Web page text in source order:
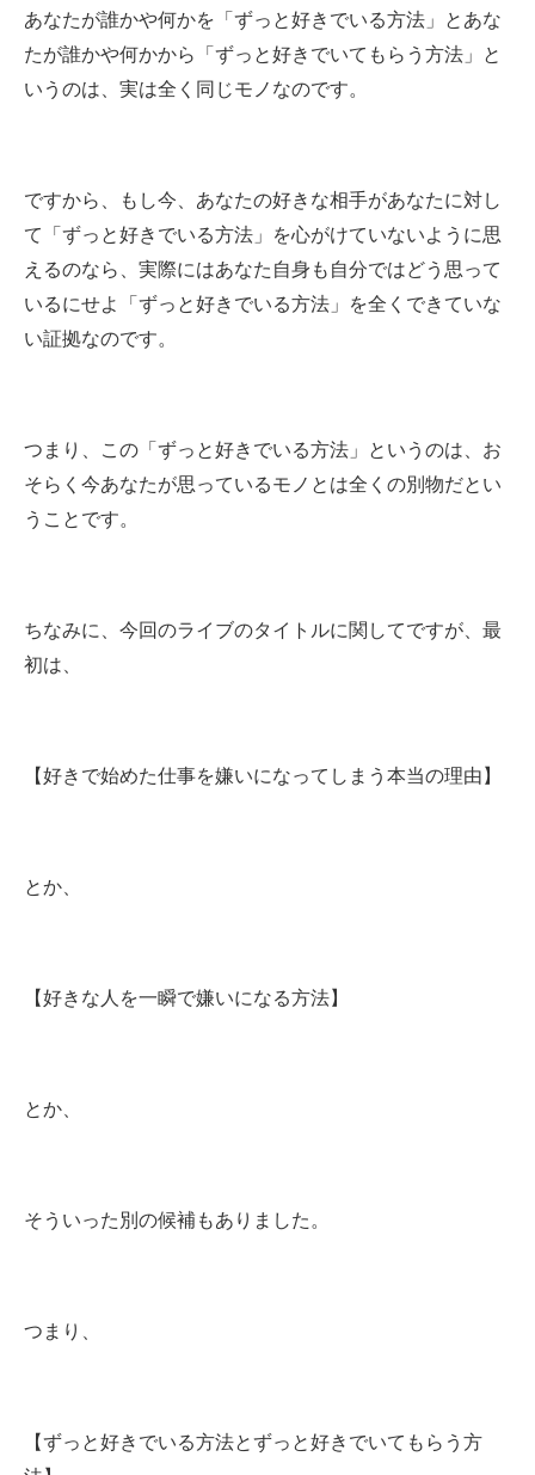
あなたが誰かや何かを「ずっと好きでいる方法」とあな
たが誰かや何かから「ずっと好きでいてもらう方法」と
いうのは、実は全く同じモノなのです。
ですから、もし今、あなたの好きな相手があなたに対し
て「ずっと好きでいる方法」を心がけていないように思
えるのなら、実際にはあなた自身も自分ではどう思って
いるにせよ「ずっと好きでいる方法」を全くできていな
い証拠なのです。
つまり、この「ずっと好きでいる方法」というのは、お
そらく今あなたが思っているモノとは全くの別物だとい
うことです。
ちなみに、今回のライブのタイトルに関してですが、最
初は、
【好きで始めた仕事を嫌いになってしまう本当の理由】
とか、
【好きな人を一瞬で嫌いになる方法】
とか、
そういった別の候補もありました。
つまり、
【ずっと好きでいる方法とずっと好きでいてもらう方